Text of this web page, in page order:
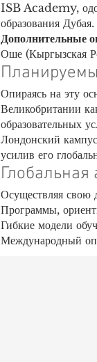
ISB Academy,
образования Дубая.
Дополнительные
Оше (Кыргызская
Опираясь на эту
Великобритании
образовательных
Лондонский
усилив его
Глобальная
Осуществляя свою
Программы,
Гибкие модели
Международный